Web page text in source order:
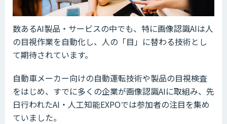
数あるAI製品・サービスの中でも、特に画像認識AIは人
の目視作業を自動化し、人の「目」に替わる技術とし
て期待されています。
自動車メーカー向けの自動運転技術や製品の目視検査
をはじめ、すでに多くの企業が画像認識AIに取組み、先
日行われたAI・人工知能EXPOでは参加者の注目を集め
ていました。